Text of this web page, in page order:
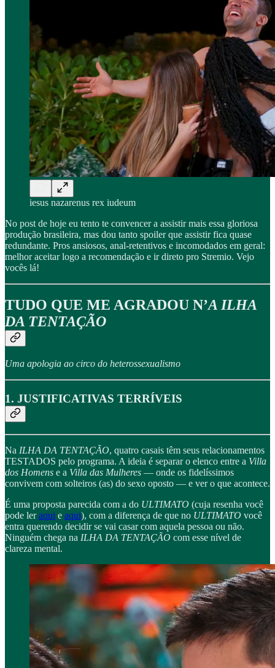
iesus nazarenus rex iudeum
No post de hoje eu tento te convencer a assistir mais essa gloriosa
produção brasileira, mas dou tanto spoiler que assistir fica quase
redundante. Pros ansiosos, anal-retentivos e incomodados em geral:
melhor aceitar logo a recomendação e ir direto pro Stremio. Vejo
vocês lá!
TUDO QUE ME AGRADOU N’A ILHA
DA TENTAÇÃO
Uma apologia ao circo do heterossexualismo
1. JUSTIFICATIVAS TERRÍVEIS
Na ILHA DA TENTAÇÃO, quatro casais têm seus relacionamentos
TESTADOS pelo programa. A ideia é separar o elenco entre a Villa
dos Homens e a Villa das Mulheres — onde os fidelíssimos
convivem com solteiros (as) do sexo oposto — e ver o que acontece.
É uma proposta parecida com a do ULTIMATO (cuja resenha você
pode leraqui e aqui), com a diferença de que no ULTIMATO você
entra querendo decidir se vai casar com aquela pessoa ou não.
Ninguém chega na ILHA DA TENTAÇÃO com esse nível de
clareza mental.